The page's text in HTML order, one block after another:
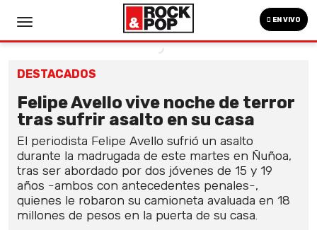
EN VIVO
DESTACADOS
Felipe Avello vive noche de terror
tras sufrir asalto en su casa
El periodista Felipe Avello sufrió un asalto
durante la madrugada de este martes en Ñuñoa,
tras ser abordado por dos jóvenes de 15 y 19
años -ambos con antecedentes penales-,
quienes le robaron su camioneta avaluada en 18
millones de pesos en la puerta de su casa.